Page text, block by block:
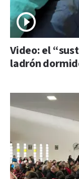
Video: el
ladrón